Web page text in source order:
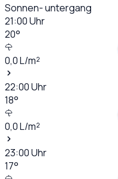
Sonnen- untergang
21:00Uhr
20°
0,0L/m²
22:00Uhr
18°
0,0L/m²
23:00Uhr
17°